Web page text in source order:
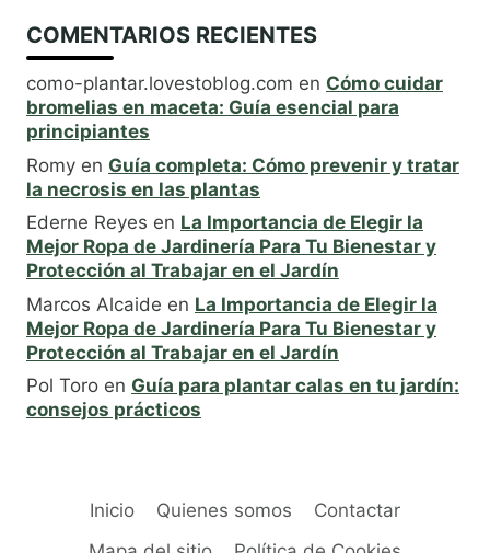
COMENTARIOS RECIENTES
como-plantar.lovestoblog.com en Cómo cuidar
bromelias en maceta: Guía esencial para
principiantes
Romy en Guía completa: Cómo prevenir y tratar
la necrosis en las plantas
Ederne Reyes en La Importancia de Elegir la
Mejor Ropa de Jardinería Para Tu Bienestar y
Protección al Trabajar en el Jardín
Marcos Alcaide en La Importancia de Elegir la
Mejor Ropa de Jardinería Para Tu Bienestar y
Protección al Trabajar en el Jardín
Pol Toro en Guía para plantar calas en tu jardín:
consejos prácticos
Inicio Quienes somos
Contactar